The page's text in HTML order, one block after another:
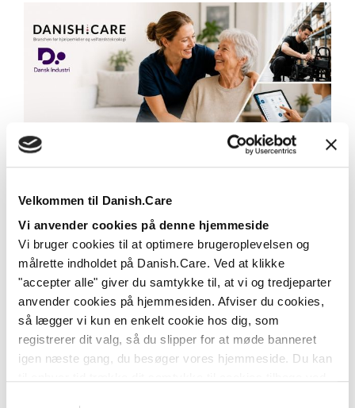
Velkommen til Danish.Care
Vi anvender cookies på denne hjemmeside
Vi bruger cookies til at optimere brugeroplevelsen og
målrette indholdet på Danish.Care. Ved at klikke
"accepter alle" giver du samtykke til, at vi og tredjeparter
anvender cookies på hjemmesiden. Afviser du cookies,
så lægger vi kun en enkelt cookie hos dig, som
registrerer dit valg, så du slipper for at møde banneret
igen næste gang, du besøger vores hjemmeside. Du kan
hjælpemidler og velfærdsteknologi
gennem samarbejde med Dansk
Industri
Fra den 1. juli 2026 bliver Danish.Care
medlemsforening i Dansk Industri (DI) – et
samarbejde som...
Læs mere